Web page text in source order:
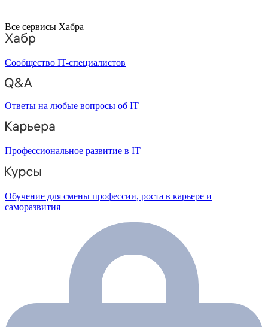
Все сервисы Хабра
Сообщество IT-специалистов
Ответы на любые вопросы об IT
Профессиональное развитие в IT
Обучение для смены профессии, роста в карьере и
саморазвития